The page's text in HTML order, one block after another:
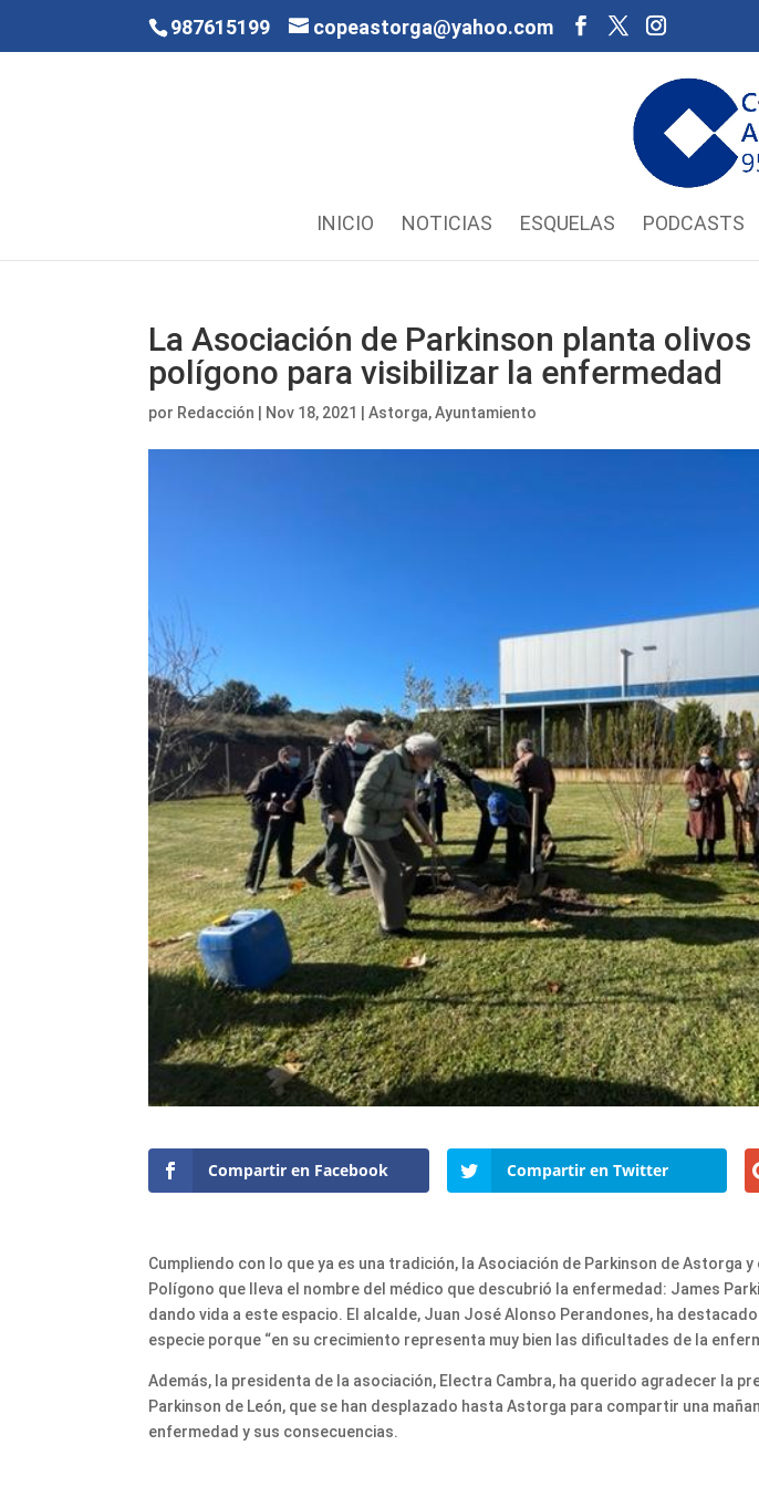
987615199 copeastorga@yahoo.com
INICIO NOTICIAS ESQUELAS PODCASTS
La Asociación de Parkinson planta
polígono para visibilizar la enfermedad
por Redacción Nov 18, 2021 |Astorga,Ayuntamiento
Compartir en Facebook Compartir en Twitter
Cumpliendo con lo que ya es una tradición, la Asociación de Parkinson de Astorga
Polígono que lleva el nombre del médico que descubrió la enfermedad: James
dando vida a este espacio. El alcalde, Juan José Alonso Perandones, ha
especie porque “en su crecimiento representa muy bien las dificultades de la
Además, la presidenta de la asociación, Electra Cambra, ha querido agradecer la
Parkinson de León, que se han desplazado hasta Astorga para compartir una
enfermedad y sus consecuencias.